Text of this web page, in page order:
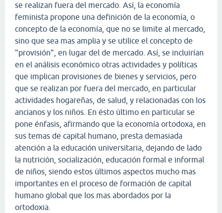
se realizan fuera del mercado. Así, la economía
feminista propone una definición de la economía, o
concepto de la economía, que no se limite al mercado,
sino que sea mas amplia y se utilice el concepto de
"provisión", en lugar del de mercado. Así, se incluirían
en el análisis económico otras actividades y políticas
que implican provisiones de bienes y servicios, pero
que se realizan por fuera del mercado, en particular
actividades hogareñas, de salud, y relacionadas con los
ancianos y los niños. En ésto último en particular se
pone énfasis, afirmando que la economía ortodoxa, en
sus temas de capital humano, presta demasiada
atención a la educación universitaria, dejando de lado
la nutrición, socialización, educación formal e informal
de niños, siendo estos últimos aspectos mucho mas
importantes en el proceso de formación de capital
humano global que los mas abordados por la
ortodoxia.